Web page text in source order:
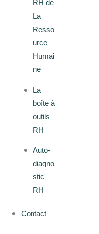
RH de
La
Resso
urce
Humai
ne
La
boîte à
outils
RH
Auto-
diagno
stic
RH
Contact